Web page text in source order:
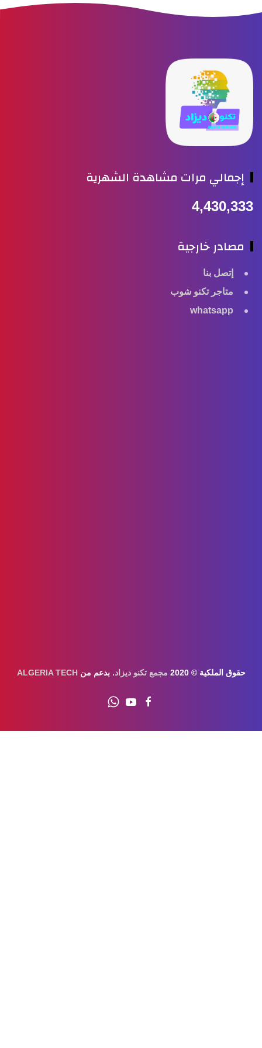
مرات مشاهدة الشهرية
خارجية
إتصل بنا
متاجر تكنو شوب
whatsapp
الملكية © 2020 مجمع تكنو ديزاد . بدعم منALGERIA TECH